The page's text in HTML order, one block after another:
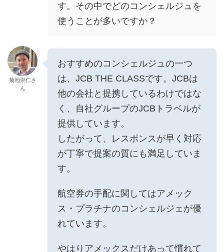
す。その中でどのコンシェルジュを
使うことが多いですか？
菊地崇仁さ
ん
おすすめのコンシェルジュの一つ
は、JCB THE CLASSです。JCBは
他の会社と提携しているわけではな
く、自社グループのJCBトラベルが
提供しています。
したがって、レスポンスが早く対応
が丁寧で提案の質にも満足していま
す。
航空券の手配に関してはアメック
ス・プラチナのコンシェルジェが優
れています。
やはりアメックスだけあって慣れて